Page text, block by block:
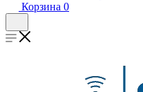
Корзина 0